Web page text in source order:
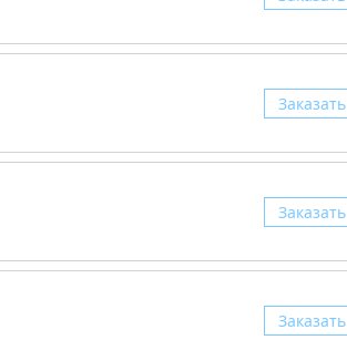
Заказать
Заказать
Заказать